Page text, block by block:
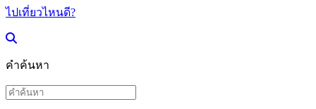
ไปเที่ยวไหนดี?
คำค้นหา